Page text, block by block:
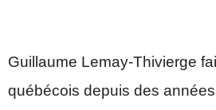
Guillaume Lemay-Thivierge
québécois depuis des